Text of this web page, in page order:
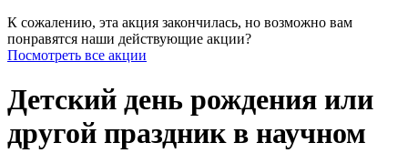
К сожалению, эта акция закончилась, но возможно вам
понравятся наши действующие акции?
Посмотреть все акции
Детский день рождения или
другой праздник в научном